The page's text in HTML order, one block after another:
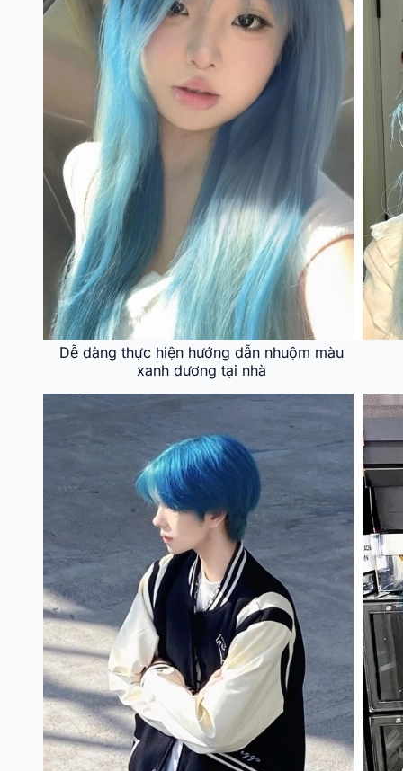
Dễ dàng thực hiện hướng dẫn nhuộm màu
xanh dương tại nhà